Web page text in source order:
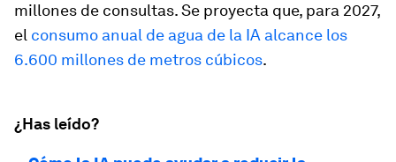
millones de consultas. Se proyecta que, para 2027,
el consumo anual de agua de la IA alcance los
6.600 millones de metros cúbicos.
¿Has leído?